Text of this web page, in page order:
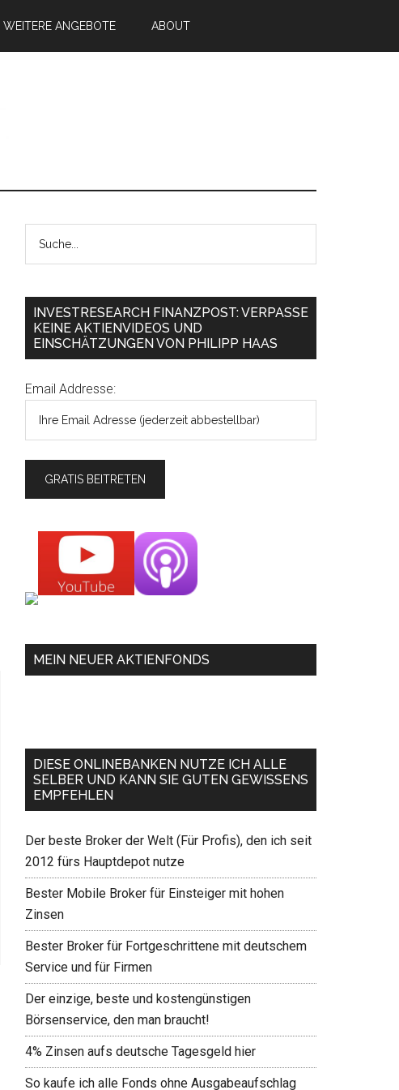
WEITERE ANGEBOTE ABOUT
INVESTRESEARCH FINANZPOST: VERPASSE
KEINE AKTIENVIDEOS UND
EINSCHÄTZUNGEN VON PHILIPP HAAS
Email Addresse:
MEIN NEUER AKTIENFONDS
DIESE ONLINEBANKEN NUTZE ICH ALLE
SELBER UND KANN SIE GUTEN GEWISSENS
EMPFEHLEN
Der beste Broker der Welt (Für Profis), den ich seit
2012 fürs Hauptdepot nutze
Bester Mobile Broker für Einsteiger mit hohen
Zinsen
Bester Broker für Fortgeschrittene mit deutschem
Service und für Firmen
Der einzige, beste und kostengünstigen
Börsenservice, den man braucht!
4% Zinsen aufs deutsche Tagesgeld hier
So kaufe ich alle Fonds ohne Ausgabeaufschlag